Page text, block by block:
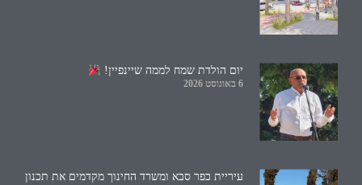
יום הולדת שמח לממה שיינפיין!
6 באוגוסט 2026
עיריית כפר סבא ומשרד החינוך מקדמים את תכנון